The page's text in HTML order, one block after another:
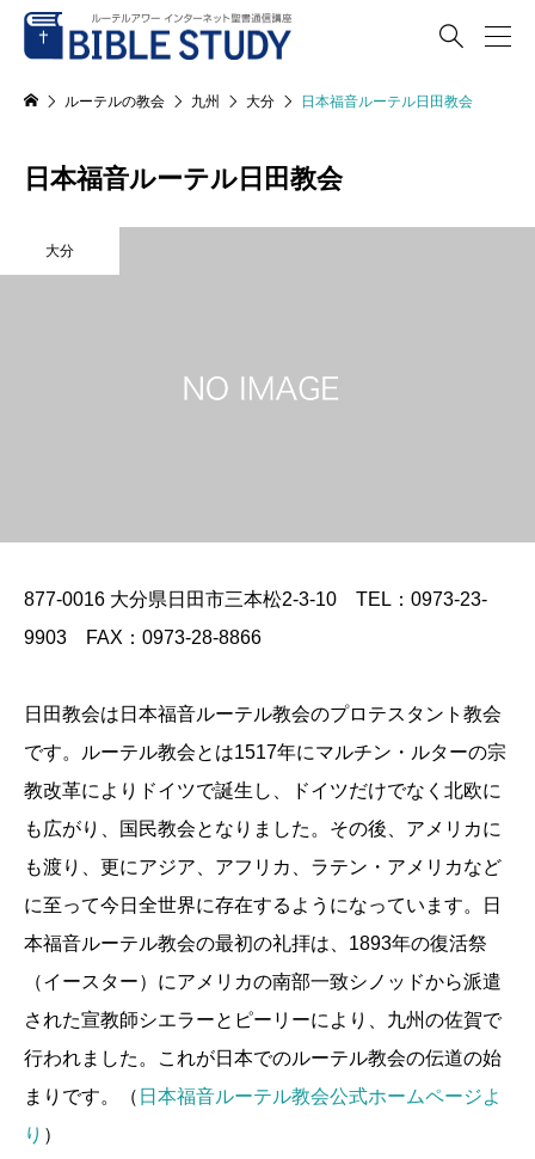

ルーテルの教会 九州 大分 日本福音ルーテル日田教会
日本福音ルーテル日田教会
大分
877-0016 大分県日田市三本松2-3-10 TEL：0973-23-
9903 FAX：0973-28-8866
日田教会は日本福音ルーテル教会のプロテスタント教会
です。ルーテル教会とは1517年にマルチン・ルターの宗
教改革によりドイツで誕生し、ドイツだけでなく北欧に
も広がり、国民教会となりました。その後、アメリカに
も渡り、更にアジア、アフリカ、ラテン・アメリカなど
に至って今日全世界に存在するようになっています。日
本福音ルーテル教会の最初の礼拝は、1893年の復活祭
（イースター）にアメリカの南部一致シノッドから派遣
された宣教師シエラーとピーリーにより、九州の佐賀で
行われました。これが日本でのルーテル教会の伝道の始
まりです。（ 日本福音ルーテル教会公式ホームページよ
り ）